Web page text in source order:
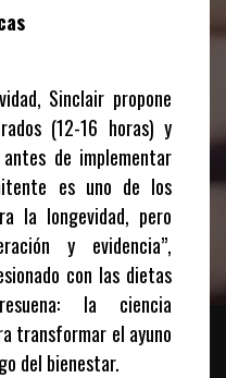
Sinclair propone
(12-16 horas) y
de implementar
es uno de los
la longevidad, pero
y evidencia”,
con las dietas
la ciencia
transformar el ayuno
del bienestar.